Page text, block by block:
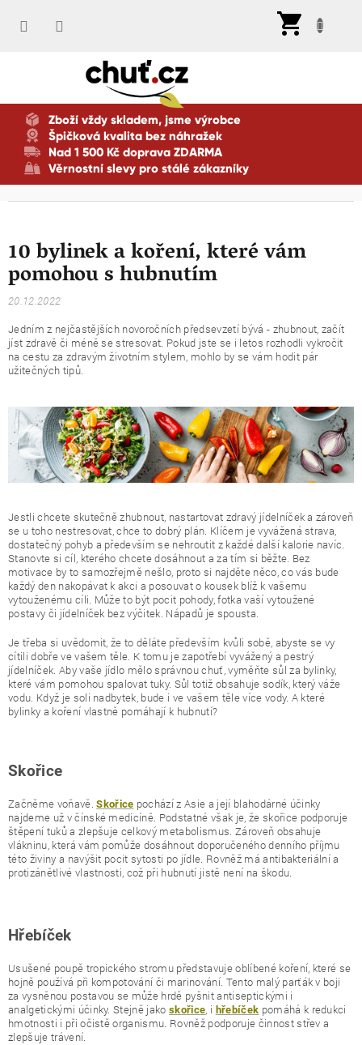
Zboží vždy skladem, jsme výrobce
Špičková kvalita bez náhražek
Nad 1 500 Kč doprava ZDARMA
Věrnostní slevy pro stálé zákazníky
10 bylinek a koření, které vám
pomohou s hubnutím
20.12.2022
Jedním z nejčastějších novoročních předsevzetí bývá - zhubnout, začít
jíst zdravě či méně se stresovat. Pokud jste se i letos rozhodli vykročit
na cestu za zdravým životním stylem, mohlo by se vám hodit pár
užitečných tipů.
Jestli chcete skutečně zhubnout, nastartovat zdravý jídelníček a zároveň
se u toho nestresovat, chce to dobrý plán. Klíčem je vyvážená strava,
dostatečný pohyb a především se nehroutit z každé další kalorie navíc.
Stanovte si cíl, kterého chcete dosáhnout a za tím si běžte. Bez
motivace by to samozřejmě nešlo, proto si najděte něco, co vás bude
každý den nakopávat k akci a posouvat o kousek blíž k vašemu
vytouženému cíli. Může to být pocit pohody, fotka vaší vytoužené
postavy či jídelníček bez výčitek. Nápadů je spousta.
Je třeba si uvědomit, že to děláte především kvůli sobě, abyste se vy
cítili dobře ve vašem těle. K tomu je zapotřebí vyvážený a pestrý
jídelníček. Aby vaše jídlo mělo správnou chuť, vyměňte sůl za bylinky,
které vám pomohou spalovat tuky. Sůl totiž obsahuje sodík, který váže
vodu. Když je soli nadbytek, bude i ve vašem těle více vody. A které
bylinky a koření vlastně pomáhají k hubnutí?
Skořice
Začněme voňavě.Skořice pochází z Asie a její blahodárné účinky
najdeme už v čínské medicíně. Podstatné však je, že skořice podporuje
štěpení tuků a zlepšuje celkový metabolismus. Zároveň obsahuje
vlákninu, která vám pomůže dosáhnout doporučeného denního příjmu
této živiny a navýšit pocit sytosti po jídle. Rovněž má antibakteriální a
protizánětlivé vlastnosti, což při hubnutí jistě není na škodu.
Hřebíček
Usušené poupě tropického stromu představuje oblíbené koření, které se
hojně používá při kompotování či marinování. Tento malý parťák v boji
za vysněnou postavou se může hrdě pyšnit antiseptickými i
analgetickými účinky. Stejně jakoskořice, i hřebíček pomáhá k redukci
hmotnosti i při očistě organismu. Rovněž podporuje činnost střev a
zlepšuje trávení.